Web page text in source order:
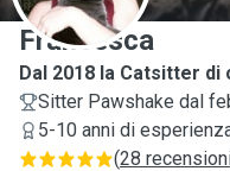
Francesca
Dal 2018 la Catsitter
Sitter Pawshake dal
5-10 anni di
(28